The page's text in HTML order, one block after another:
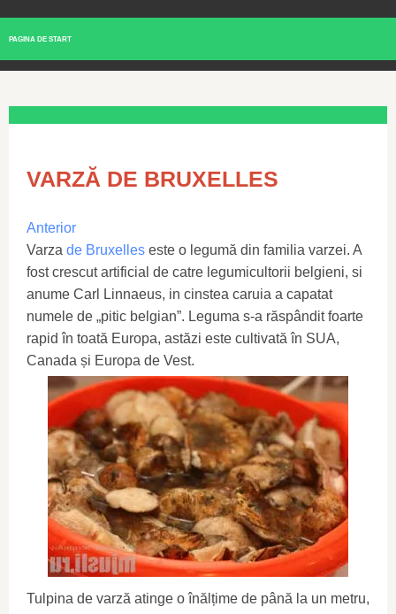
PAGINA DE START
VARZĂ DE BRUXELLES
Anterior
Varza de Bruxelles este o legumă din familia varzei. A
fost crescut artificial de catre legumicultorii belgieni, si
anume Carl Linnaeus, in cinstea caruia a capatat
numele de „pitic belgian”. Leguma s-a răspândit foarte
rapid în toată Europa, astăzi este cultivată în SUA,
Canada și Europa de Vest.
Tulpina de varză atinge o înălțime de până la un metru,